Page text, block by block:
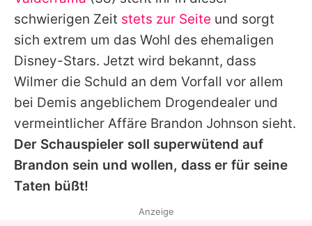
schwierigen Zeit stets zur Seite und sorgt
sich extrem um das Wohl des ehemaligen
Disney-Stars. Jetzt wird bekannt, dass
Wilmer die Schuld an dem Vorfall vor allem
bei Demis angeblichem Drogendealer und
vermeintlicher Affäre Brandon Johnson sieht.
Der Schauspieler soll superwütend auf
Brandon sein und wollen, dass er für seine
Taten büßt!
Anzeige